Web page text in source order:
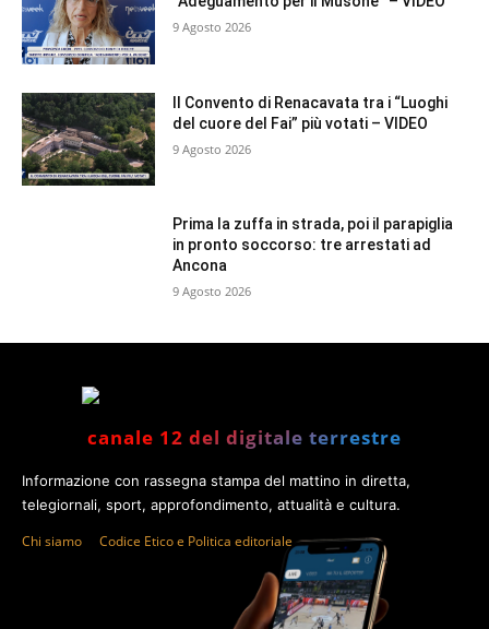
9 Agosto 2026
Il Convento di Renacavata tra i “Luoghi
del cuore del Fai” più votati – VIDEO
9 Agosto 2026
Prima la zuffa in strada, poi il parapiglia
in pronto soccorso: tre arrestati ad
Ancona
9 Agosto 2026
canale 12 del digitale terrestre
Informazione con rassegna stampa del mattino in diretta,
telegiornali, sport, approfondimento, attualità e cultura.
Chi siamo Codice Etico e Politica editoriale